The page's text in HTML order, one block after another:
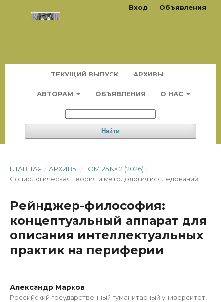
ТЕКУЩИЙ ВЫПУСК АРХИВЫ
АВТОРАМ ОБЪЯВЛЕНИЯ О НАС
Найти
Вход Объявления
ГЛАВНАЯ / АРХИВЫ / ТОМ 25 № 2 (2026) /
Социологическая теория и методология исследований
Рейнджер-философия:
концептуальный аппарат для
описания интеллектуальных
практик на периферии
Александр Марков
Российский государственный гуманитарный университет,